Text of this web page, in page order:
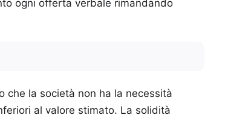
ogni offerta verbale rimandando
che la società non ha la necessità
al valore stimato. La solidità